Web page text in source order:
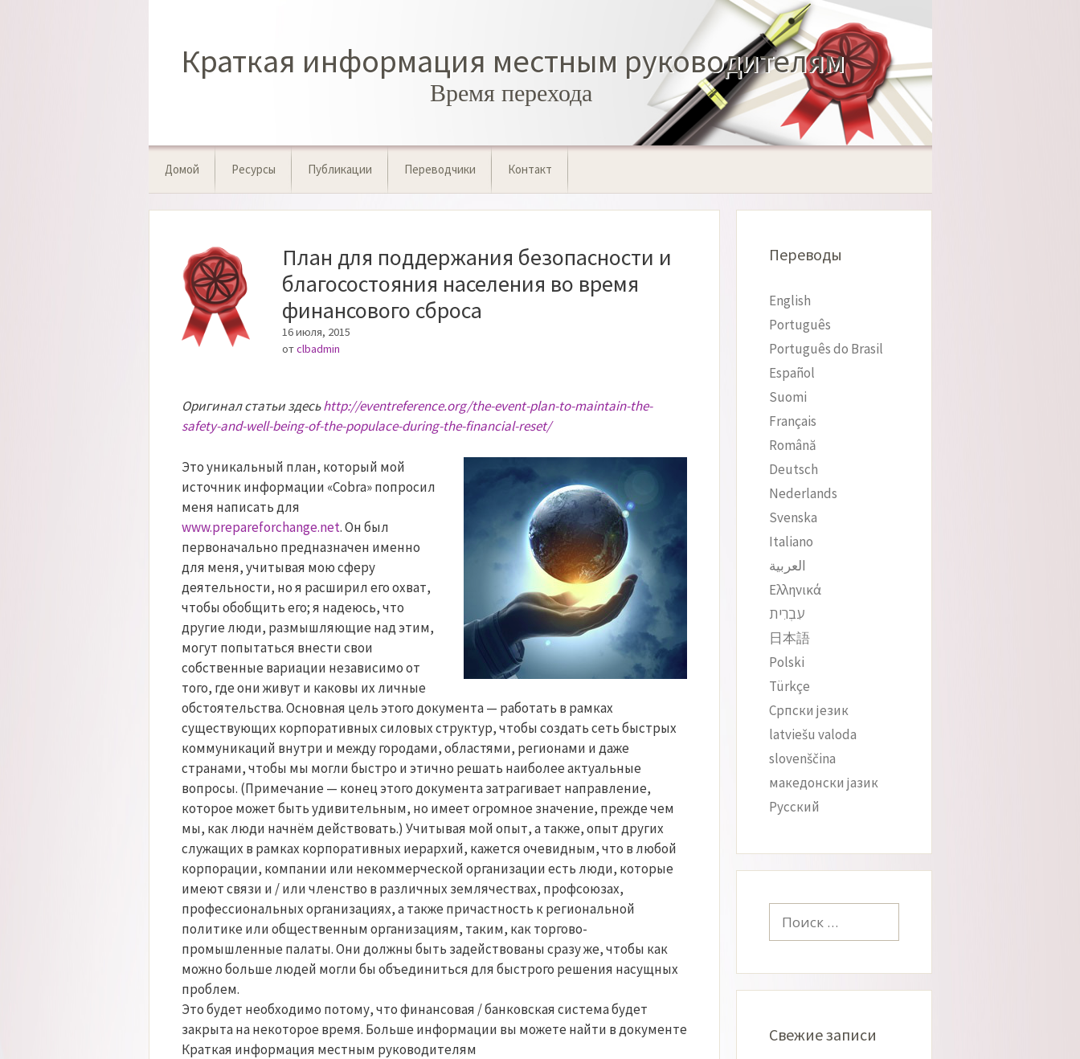
Краткая информация местным руководителям
Время перехода
Домой Ресурсы Публикации Переводчики Контакт
План для поддержания безопасности и
благосостояния населения во время
финансового сброса
16 июля, 2015
отclbadmin
Оригинал статьи здесьhttp://eventreference.org/the-event-plan-to-maintain-the-
safety-and-well-being-of-the-populace-during-the-financial-reset/
Это уникальный план, который мой
источник информации «Cobra» попросил
меня написать для
www.prepareforchange.net. Он был
первоначально предназначен именно
для меня, учитывая мою сферу
деятельности, но я расширил его охват,
чтобы обобщить его; я надеюсь, что
другие люди, размышляющие над этим,
могут попытаться внести свои
собственные вариации независимо от
того, где они живут и каковы их личные
обстоятельства. Основная цель этого документа — работать в рамках
существующих корпоративных силовых структур, чтобы создать сеть быстрых
коммуникаций внутри и между городами, областями, регионами и даже
странами, чтобы мы могли быстро и этично решать наиболее актуальные
вопросы. (Примечание — конец этого документа затрагивает направление,
которое может быть удивительным, но имеет огромное значение, прежде чем
мы, как люди начнём действовать.) Учитывая мой опыт, а также, опыт других
служащих в рамках корпоративных иерархий, кажется очевидным, что в любой
корпорации, компании или некоммерческой организации есть люди, которые
имеют связи и / или членство в различных землячествах, профсоюзах,
профессиональных организациях, а также причастность к региональной
политике или общественным организациям, таким, как торгово-
промышленные палаты. Они должны быть задействованы сразу же, чтобы как
можно больше людей могли бы объединиться для быстрого решения насущных
проблем.
Это будет необходимо потому, что финансовая / банковская система будет
закрыта на некоторое время. Больше информации вы можете найти в документе
Краткая информация местным руководителям
Переводы
English
Português
Português do Brasil
Español
Suomi
Français
Română
Deutsch
Nederlands
Svenska
Italiano
العربية
Ελληνικά
עִבְרִית
日本語
Polski
Türkçe
Српски језик
latviešu valoda
slovenščina
македонски јазик
Русский
Свежие записи